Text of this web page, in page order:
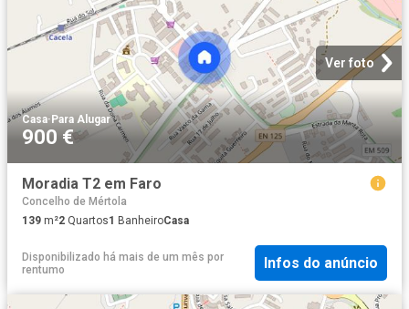
Ver foto
Casa· Para Alugar
900 €
Moradia T2 em Faro
Concelho de Mértola
139 m²2 Quartos1 BanheiroCasa
Disponibilizado há mais de um mês por
rentumo
Infos do anúncio